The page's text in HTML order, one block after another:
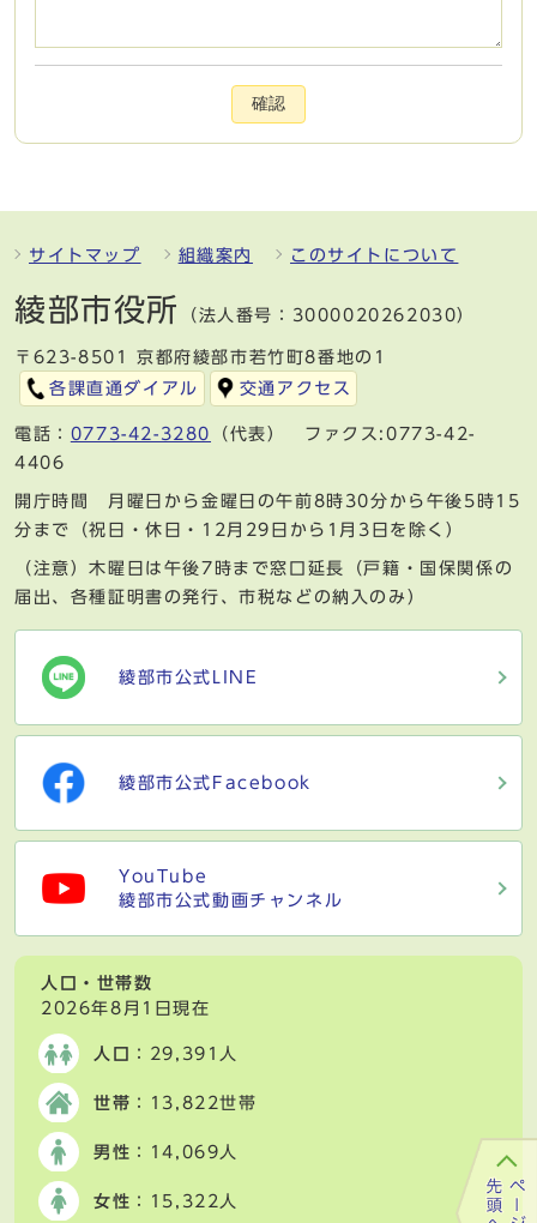
確認
サイトマップ 組織案内 このサイトについて
綾部市役所 （法人番号：3000020262030）
〒623-8501 京都府綾部市若竹町8番地の1
各課直通ダイアル
交通アクセス
電話： 0773-42-3280
（代表） ファクス:0773-42-
4406
開庁時間 月曜日から金曜日の午前8時30分から午後5時15
分まで（祝日・休日・12月29日から1月3日を除く）
（注意）木曜日は午後7時まで窓口延長（戸籍・国保関係の
届出、各種証明書の発行、市税などの納入のみ）
綾部市公式LINE
綾部市公式Facebook
YouTube
綾部市公式動画チャンネル
人口・世帯数
2026年8月1日現在
人口 ：29,391人
世帯 ：13,822世帯
男性 ：14,069人
女性 ：15,322人